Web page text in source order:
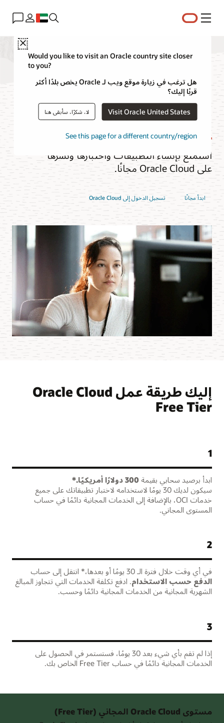
القائمة
Close
Would you like to visit an Oracle country site closer
to you?
هل ترغب في زيارة موقع ويب لـ Oracle يخص بلدًا أكثر
قربًا إليك؟
Visit Oracle United States لا، شكرًا، سأبقى هنا
See this page for a different country/region
مستوى Oracle Cloud
المجاني (Free Tier)
استمتع بإنشاء التطبيقات واختبارها ونشرها
على Oracle Cloud مجانًا.
ابدأ مجانًا تسجيل الدخول إلى Oracle Cloud
إليك طريقة عمل Oracle Cloud
Free Tier
1
ابدأ برصيد سحابي بقيمة
سيكون لديك 30 يومًا لاستخدامه لاختبار تطبيقاتك على جميع
خدمات OCI، بالإضافة إلى الخدمات المجانية دائمًا في حساب
المستوى المجاني.
2
في أي وقت خلال فترة الـ 30 يومًا أو بعدها،* انتقل إلى حساب
الدفع حسب الاستخدام. ادفع تكلفة الخدمات التي تتجاوز المبالغ
الشهرية المجانية من الخدمات المجانية دائمًا وحسب.
3
إذا لم تقم بأي شيء بعد 30 يومًا، فستستمر في الحصول على
الخدمات المجانية دائمًا في حساب Free Tier الخاص بك.
مستوى Oracle Cloud المجاني (Free Tier)